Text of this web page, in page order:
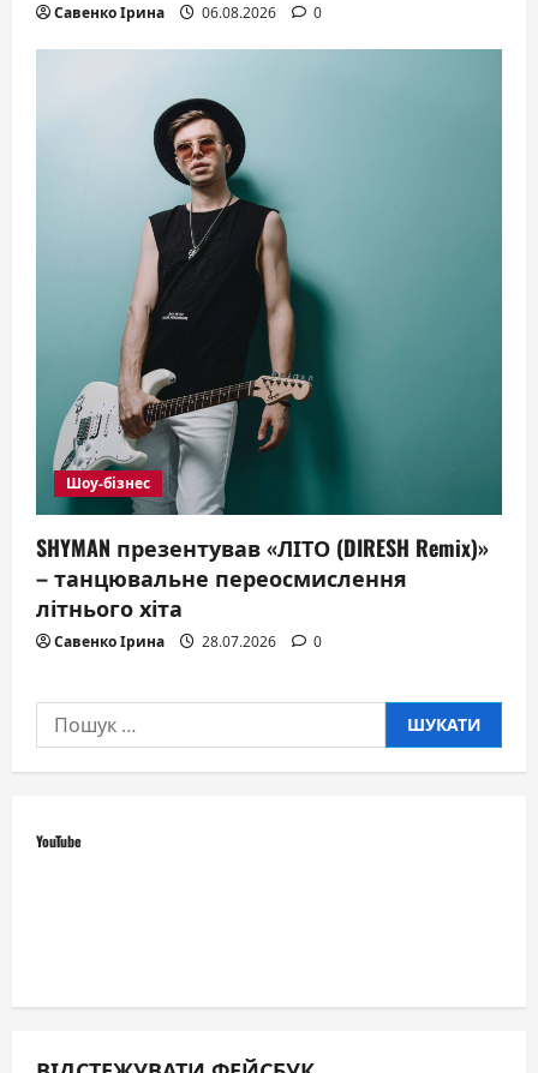
Савенко Ірина 06.08.2026 0
Шоу-бізнес
SHYMAN презентував «ЛІТО (DIRESH Remix)»
– танцювальне переосмислення
літнього хіта
Савенко Ірина 28.07.2026 0
Пошук:
YouTube